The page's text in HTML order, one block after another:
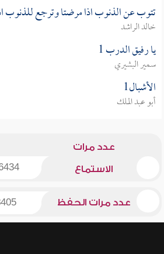
تتوب عن الذنوب اذا مرضتا وترجع للذنوب
خالد الراشد
يا رفيق الدرب 1
سمير البشيري
الأشبال1
أبو عبد الملك
عدد مرات
الاستماع
عدد مرات الحفظ